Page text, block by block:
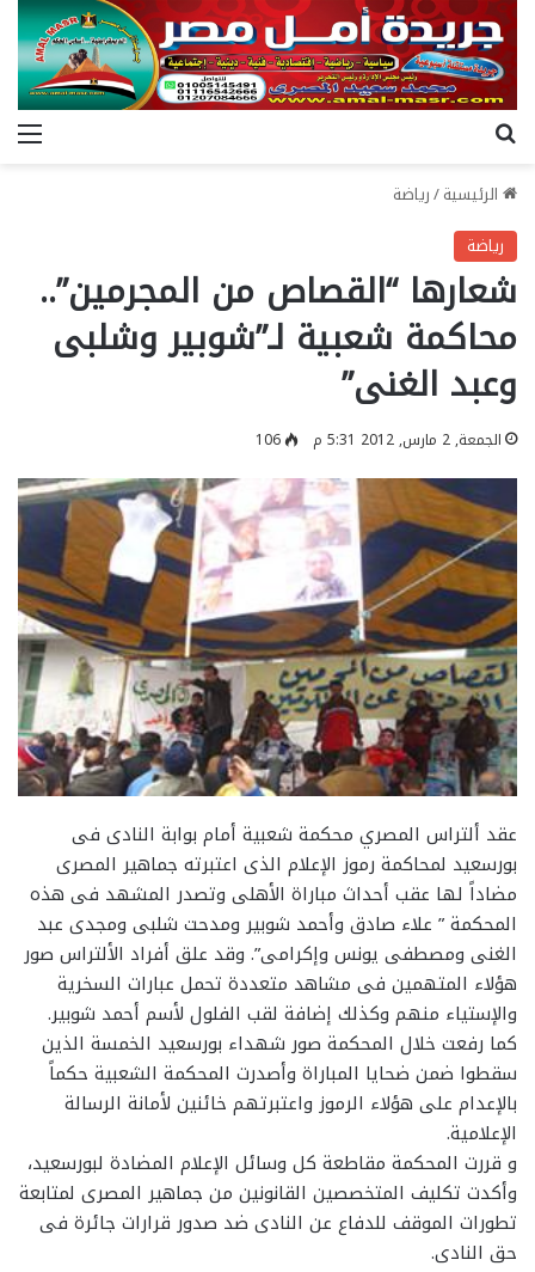
الرئيسية/رياضة
رياضة
شعارها “القصاص من المجرمين”..
محاكمة شعبية لـ”شوبير وشلبى
وعبد الغنى”
الجمعة, 2 مارس, 2012 5:31 م 106
عقد ألتراس المصري محكمة شعبية أمام بوابة النادى فى
بورسعيد لمحاكمة رموز الإعلام الذى اعتبرته جماهير المصرى
مضاداً لها عقب أحداث مباراة الأهلى وتصدر المشهد فى هذه
المحكمة ” علاء صادق وأحمد شوبير ومدحت شلبى ومجدى عبد
الغنى ومصطفى يونس وإكرامى”. وقد علق أفراد الألتراس صور
هؤلاء المتهمين فى مشاهد متعددة تحمل عبارات السخرية
والإستياء منهم وكذلك إضافة لقب الفلول لأسم أحمد شوبير.
كما رفعت خلال المحكمة صور شهداء بورسعيد الخمسة الذين
سقطوا ضمن ضحايا المباراة وأصدرت المحكمة الشعبية حكماً
بالإعدام على هؤلاء الرموز واعتبرتهم خائنين لأمانة الرسالة
الإعلامية.
و قررت المحكمة مقاطعة كل وسائل الإعلام المضادة لبورسعيد،
وأكدت تكليف المتخصصين القانونين من جماهير المصرى لمتابعة
تطورات الموقف للدفاع عن النادى ضد صدور قرارات جائرة فى
حق النادى.